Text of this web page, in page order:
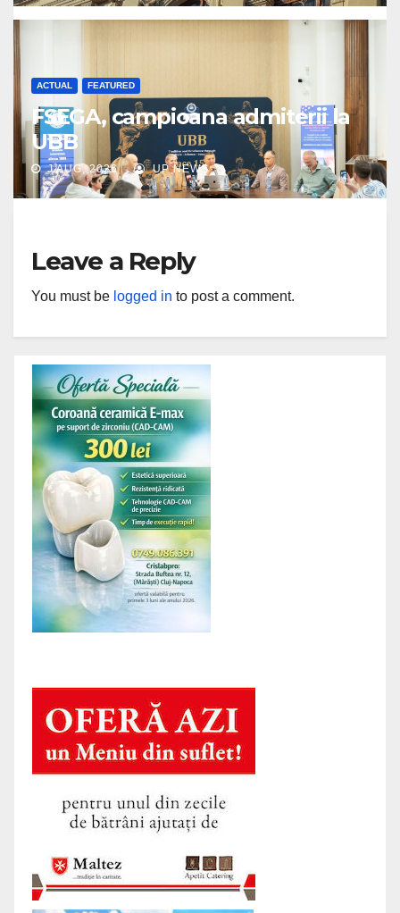
ACTUAL FEATURED
FSEGA, campioana admiterii la
UBB
J AUG, 2026 UP NEWS
Leave a Reply
You must be logged in to post a comment.